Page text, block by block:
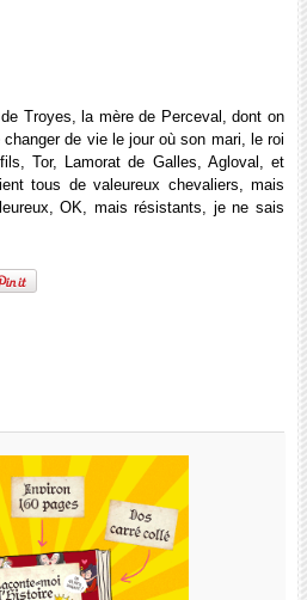
Troyes, la mère de Perceval, dont on
de vie le jour où son mari, le roi
Tor, Lamorat de Galles, Agloval, et
tous de valeureux chevaliers, mais
OK, mais résistants, je ne sais